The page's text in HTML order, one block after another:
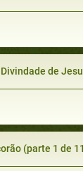
Jesus (parte 3 de 7): Jesus
(parte 1 de 11):